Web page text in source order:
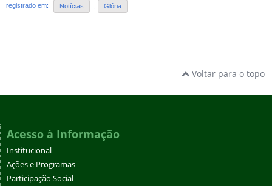
registrado em: Notícias Glória
Voltar para o topo
Acesso à Informação
Institucional
Ações e Programas
Participação Social